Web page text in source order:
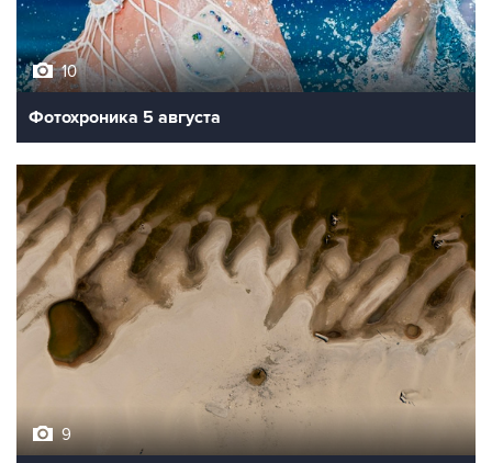
10
Фотохроника 5 августа
9